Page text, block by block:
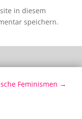
in diesem
speichern.
Feminismen →